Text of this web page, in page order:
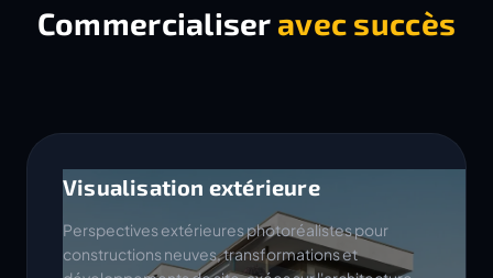
Commercialiser avec succès
Visualisation extérieure
Perspectives extérieures photoréalistes pour
constructions neuves, transformations et